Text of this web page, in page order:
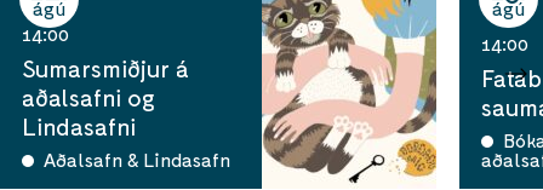
ágú
14:00
Sumarsmiðjur á
aðalsafni og
Lindasafni
Aðalsafn & Lindasafn
ágú
14:00